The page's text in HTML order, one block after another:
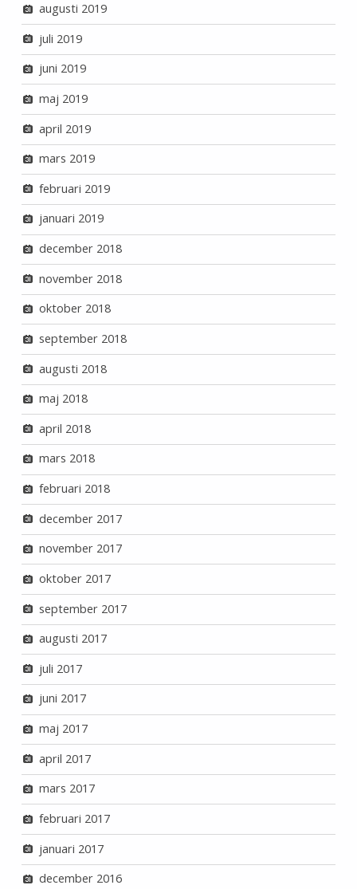
augusti 2019
juli 2019
juni 2019
maj 2019
april 2019
mars 2019
februari 2019
januari 2019
december 2018
november 2018
oktober 2018
september 2018
augusti 2018
maj 2018
april 2018
mars 2018
februari 2018
december 2017
november 2017
oktober 2017
september 2017
augusti 2017
juli 2017
juni 2017
maj 2017
april 2017
mars 2017
februari 2017
januari 2017
december 2016